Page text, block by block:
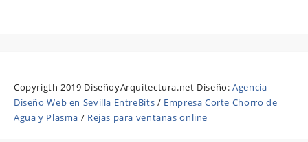
Copyrigth 2019 DiseñoyArquitectura.net Diseño:Agencia
Diseño Web en Sevilla EntreBits / Empresa Corte Chorro de
Agua y Plasma / Rejas para ventanas online